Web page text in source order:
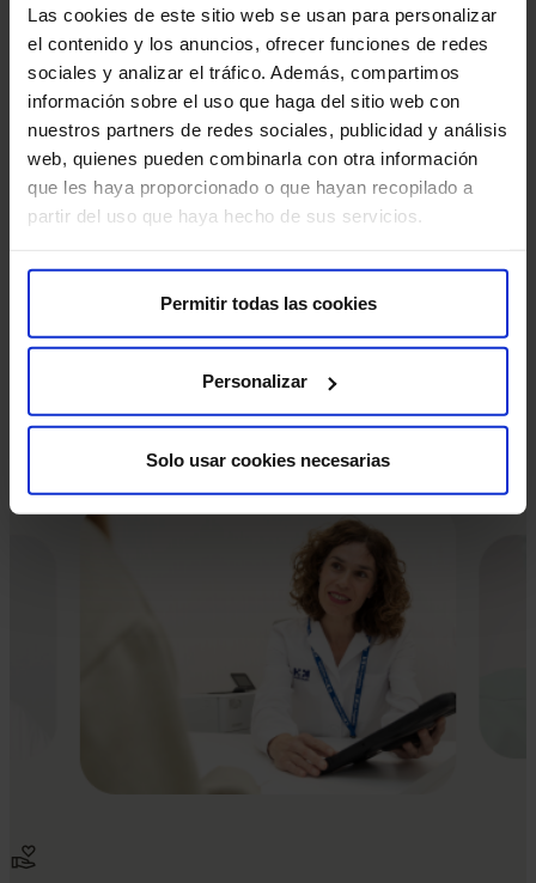
Las cookies de este sitio web se usan para personalizar
el contenido y los anuncios, ofrecer funciones de redes
sociales y analizar el tráfico. Además, compartimos
información sobre el uso que haga del sitio web con
nuestros partners de redes sociales, publicidad y análisis
web, quienes pueden combinarla con otra información
que les haya proporcionado o que hayan recopilado a
partir del uso que haya hecho de sus servicios.
Permitir todas las cookies
Personalizar
Solo usar cookies necesarias
Profilactica con reconstrucción inmediata).
Cirugía Facial:
Cirugía de nariz (rinoplastia).
Cirugía de Párpados (Blefaroplastia).
Eliminación de arrugas faciales o
rejuvenecimiento facial (liftoing facial, lifting
cervical).
Cirugía de Orejas (otoplastia).
Cirugía Corporal:
Abdominoplastia. Corrección de diástsis de
rectos por vía abierta o endoscópica (REPA).
Braquioplastia o Cruroplastia.
Corrección de secuelas de obesidad mórbida…